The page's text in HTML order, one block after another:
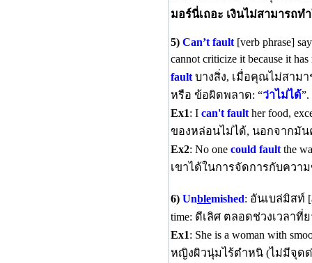
มอร์นี่เถอะ เงินไม่สามารถ
5) Can’t fault[verb phrase]
cannot criticize it because it
faultบางสิ่ง, เมื่อคุณไม่สาม
หรือ ข้อผิดพลาด: “ว่าไม่ได”.
Ex1: I can't faulther food,
ของหล่อนไม่ได้, นอกจากมัน
Ex2: No one could faultthe
เขาได้ในการจัดการกับควา
6) Unblemished: อันเบล่มิสท์
time: ดีเลิศ ตลอดช่วงเวลาที่
Ex1: She is a woman with
หญิงผิวนุ่มไร้ตำหนิ (ไม่มีจุด